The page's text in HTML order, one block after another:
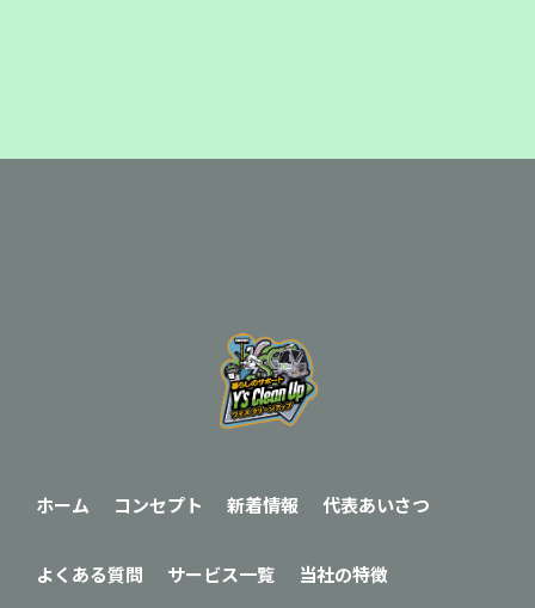
ホーム コンセプト 新着情報 代表あいさつ
よくある質問 サービス一覧 当社の特徴